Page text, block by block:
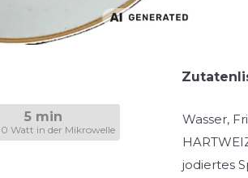
5 min
Watt in der Mikrowelle
Wasser,
jodiertes